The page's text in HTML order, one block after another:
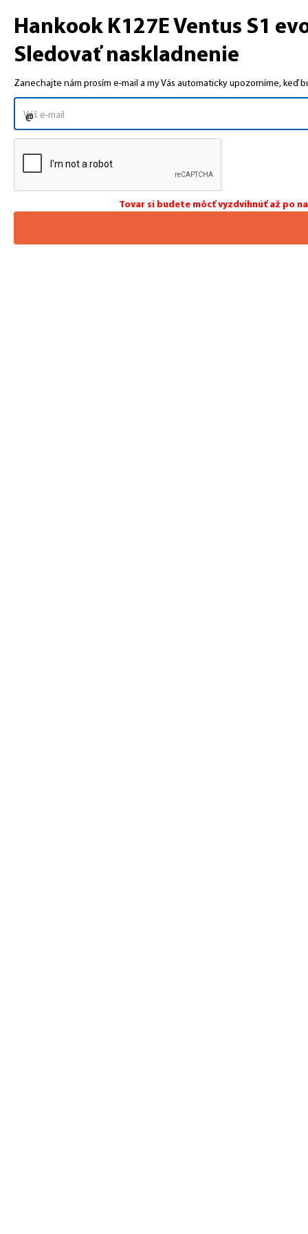
Hankook K127E Ventus S1
Sledovať naskladnenie
Zanechajte nám prosím e-mail a my Vás automaticky upozorníme, keď
Tovar si budete môcť vyzdvihnúť až po